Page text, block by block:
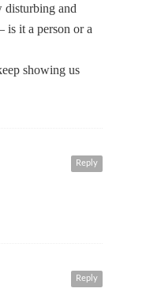
disturbing and
is it a person or a
showing us
Reply
Reply